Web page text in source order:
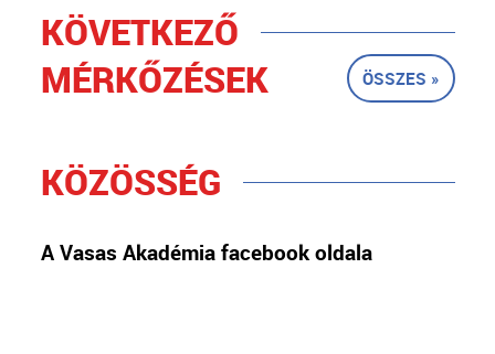
KÖVETKEZŐ
MÉRKŐZÉSEK
ÖSSZES »
KÖZÖSSÉG
A Vasas Akadémia facebook oldala